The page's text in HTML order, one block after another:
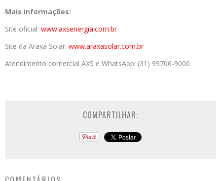
Mais informações:
Site oficial: www.axsenergia.com.br
Site da Araxá Solar: www.araxasolar.com.br
Atendimento comercial AXS e WhatsApp: (31) 99706-9000
COMPARTILHAR: